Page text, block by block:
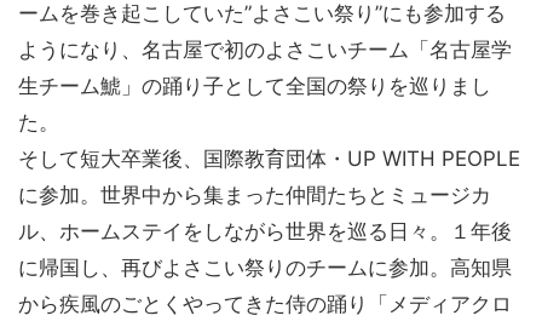
ームを巻き起こしていた”よさこい祭り”にも参加する
ようになり、名古屋で初のよさこいチーム「名古屋学
生チーム鯱」の踊り子として全国の祭りを巡りまし
た。
そして短大卒業後、国際教育団体・UP WITH PEOPLE
に参加。世界中から集まった仲間たちとミュージカ
ル、ホームステイをしながら世界を巡る日々。１年後
に帰国し、再びよさこい祭りのチームに参加。高知県
から疾風のごとくやってきた侍の踊り「メディアクロ